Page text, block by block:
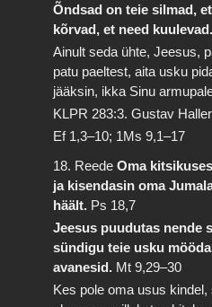
Õndsad on teie silmad,
kõrvad, et need kuulevad.
Ainult seda ühte, Jeesus,
patu paeltest, aita usku
jääksin, ikka Sinu
KLPR 283:3. Gustav Haller
Ef 1,3–10; 1Ms 9,1–17
18. ReedeOma
ja kisendasin oma
häält. Ps 18,7
Jeesus puudutas nende
sündigu teie usku
avanesid. Mt 9,29–30
Kes pole oma usus